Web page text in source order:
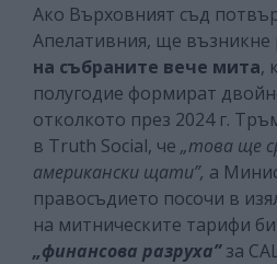
Ако Върховният съд
Апелативния, ще възникне
на събраните вече мита,
полугодие формират
отколкото през 2024 г.
в Truth Social, че „това ще
американски щати”, а
правосъдието посочи в
на митническите тарифи
„финансова разруха”за